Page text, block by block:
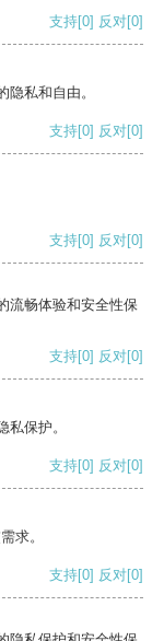
支持[0] 反对[0]
私和自由。
支持[0] 反对[0]
支持[0] 反对[0]
流畅体验和安全性保
支持[0] 反对[0]
保护。
支持[0] 反对[0]
求。
支持[0] 反对[0]